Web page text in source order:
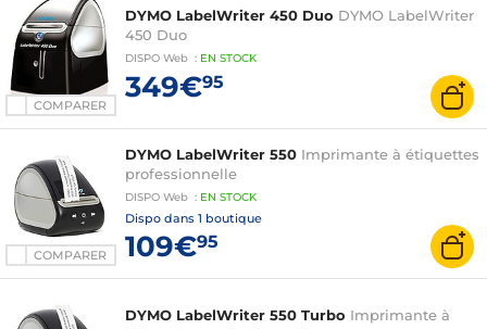
COMPARER
DYMO LabelWriter 450 Duo DYMO LabelWriter
450 Duo
DISPO Web : EN STOCK
349€95
COMPARER
DYMO LabelWriter 550 Imprimante à étiquettes
professionnelle
DISPO Web : EN STOCK
Dispo dans 1 boutique
109€95
DYMO LabelWriter 550 Turbo Imprimante à